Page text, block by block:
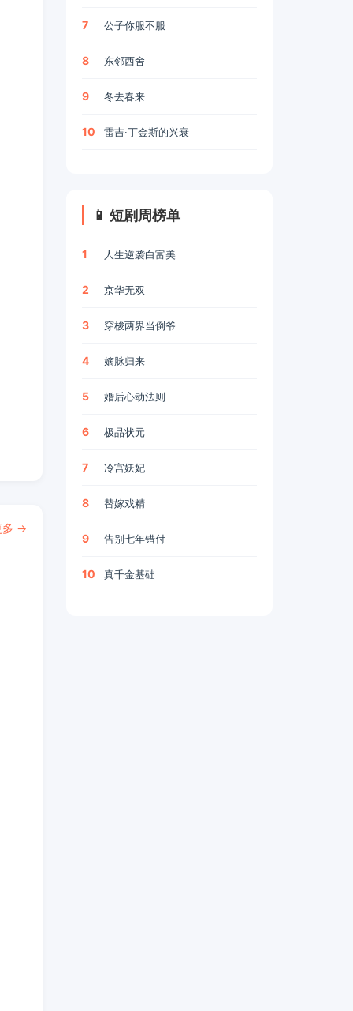
多 →
7 公子你服不服
8 东邻西舍
9 冬去春来
10 雷吉·丁金斯的兴衰
📱 短剧周榜单
1 人生逆袭白富美
2 京华无双
3 穿梭两界当倒爷
4 嫡脉归来
5 婚后心动法则
6 极品状元
7 冷宫妖妃
8 替嫁戏精
9 告别七年错付
10 真千金基础